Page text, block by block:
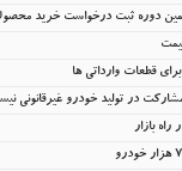
دوره ثبت درخواست خرید
قطعات وارداتی ها
در تولید خودرو غیرقانونی
بازار